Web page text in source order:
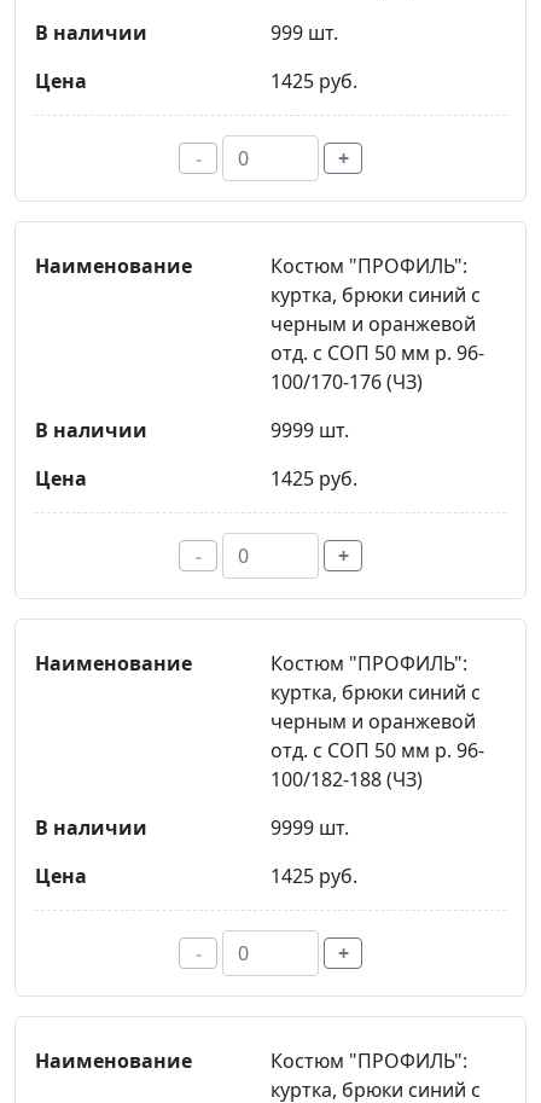
999 шт.
1425 руб.
- +
Костюм "ПРОФИЛЬ":
куртка, брюки синий с
черным и оранжевой
отд. с СОП 50 мм р. 96-
100/170-176 (ЧЗ)
9999 шт.
1425 руб.
- +
Костюм "ПРОФИЛЬ":
куртка, брюки синий с
черным и оранжевой
отд. с СОП 50 мм р. 96-
100/182-188 (ЧЗ)
9999 шт.
1425 руб.
- +
Костюм "ПРОФИЛЬ":
куртка, брюки синий с